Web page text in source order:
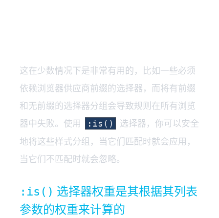
这在少数情况下是非常有用的，比如一些必须
依赖浏览器供应商前缀的选择器，而将有前缀
和无前缀的选择器分组会导致规则在所有浏览
器中失败。使用
:is()
选择器，你可以安全
地将这些样式分组，当它们匹配时就会应用，
当它们不匹配时就会忽略。
:is() 选择器权重是其根据其列表
参数的权重来计算的